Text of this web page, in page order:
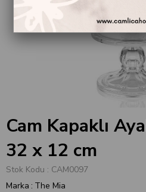
Cam Kapaklı
32 x 12 cm
Stok Kodu
CAM0097
Marka : The Mia